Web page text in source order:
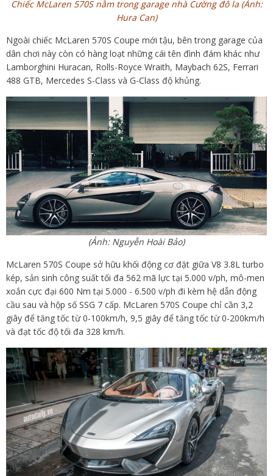
Chiếc McLaren 570S nằm trong garage nhà Cường đô la (Ảnh:
Hura Can)
Ngoài chiếc McLaren 570S Coupe mới tậu, bên trong garage của
dân chơi này còn có hàng loạt những cái tên đình đám khác như
Lamborghini Huracan, Rolls-Royce Wraith, Maybach 62S, Ferrari
488 GTB, Mercedes S-Class và G-Class độ khủng.
(Ảnh: Nguyễn Hoài Bảo)
McLaren 570S Coupe sở hữu khối động cơ đặt giữa V8 3.8L turbo
kép, sản sinh công suất tối đa 562 mã lực tại 5.000 v/ph, mô-men
xoắn cực đại 600 Nm tại 5.000 - 6.500 v/ph đi kèm hệ dẫn động
cầu sau và hộp số SSG 7 cấp. McLaren 570S Coupe chỉ cần 3,2
giây để tăng tốc từ 0-100km/h, 9,5 giây để tăng tốc từ 0-200km/h
và đạt tốc độ tối đa 328 km/h.